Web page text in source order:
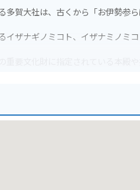
多賀大社は、古くから「お伊勢参
イザナギノミコト、イザナミノミ
重要文化財に指定されている本殿
、境内には無料の駐車場があります。